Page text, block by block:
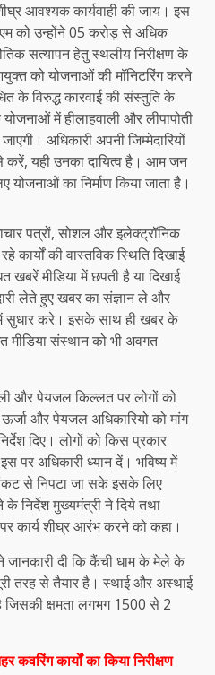
आवश्यक कार्यवाही की जाय। इस
को उन्होंने 05 करोड़ से अधिक
सत्यापन हेतु स्थलीय निरीक्षण के
को योजनाओं की मॉनिटरिंग करने
के विरुद्ध कारवाई की संस्तुति के
में हीलाहवाली और लीपापोती
अधिकारी अपनी जिम्मेदारियों
से करें, यही उनका दायित्व है। आम जन
का निर्माण किया जाता है।
पत्रों, सोशल और इलेक्ट्रॉनिक
कार्यों की वास्तविक स्थिति दिखाई
खबरें मीडिया में छपती है या दिखाई
लेते हुए खबर का संज्ञान ले और
में सुधार करे। इसके साथ ही खबर के
मीडिया संस्थान को भी अवगत
और पेयजल किल्लत पर लोगों को
और पेयजल अधिकारियो को मांग
दिए। लोगों को किस प्रकार
पर अधिकारी ध्यान दें। भविष्य में
से निपटा जा सके इसके लिए
के निर्देश मुख्यमंत्री ने दिये तथा
कार्य शीघ्र आरंभ करने को कहा।
जानकारी दी कि कैंची धाम के मेले के
तरह से तैयार है। स्थाई और अस्थाई
जिसकी क्षमता लगभग 1500 से 2
कार्यों का किया निरीक्षण